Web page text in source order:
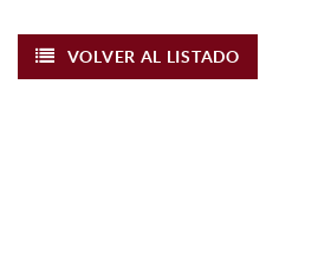
VOLVER AL LISTADO